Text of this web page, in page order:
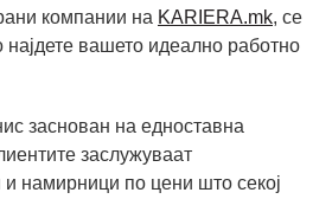
компании на KARIERA.mk, се
најдете вашето идеално работно
заснован на едноставна
заслужуваат
и намирници по цени што секој